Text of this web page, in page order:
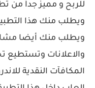
للربح و مميز جداً من
ويطلب منك هذا
ويطلب منك أيضا
والاعلانات وتستطيع
المكافآت النقدية